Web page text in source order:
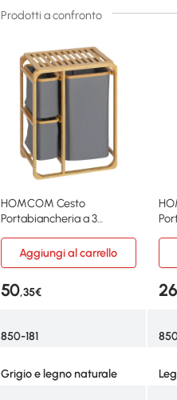
Prodotti a confronto
HOMCOM Cesto
Portabiancheria a 3
Bambù
Aggiungi al carrello
50,35€
850-181
Grigio e legno naturale